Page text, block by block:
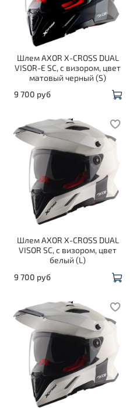
Шлем AXOR X-CROSS DUAL
VISOR-E SC, с визором, цвет
матовый черный (S)
9 700 руб
Шлем AXOR X-CROSS DUAL
VISOR SC, с визором, цвет
белый (L)
9 700 руб